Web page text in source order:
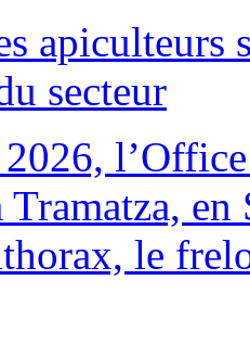
apiculteurs
secteur
Tramatza,
le